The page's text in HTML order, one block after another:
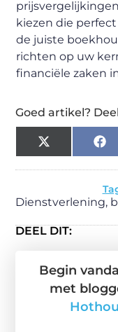
kiezen die
de juiste
richten op uw
financiële zaken
Goed artikel?
X
(Twitter)
Dienstverlening,
DEEL DIT:
Begin
met